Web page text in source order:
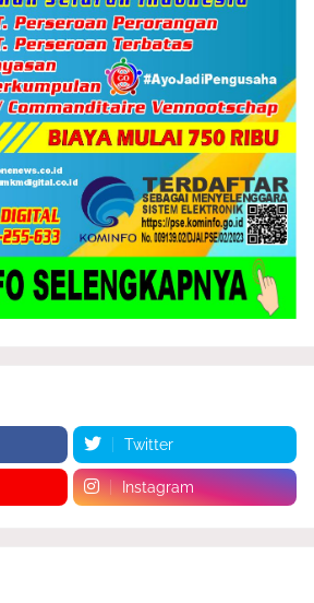
Twitter
Instagram